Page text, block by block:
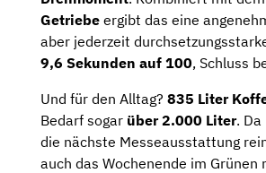
Getriebe ergibt das eine
aber jederzeit
9,6 Sekunden auf 100, Schluss
Und für den Alltag? 835 Liter
Bedarf sogar über 2.000 Liter.
die nächste Messeausstattung
auch das Wochenende im